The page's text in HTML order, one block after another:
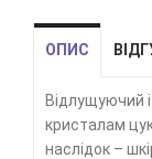
ОПИС
Відлущуючий
кристалам
наслідок –